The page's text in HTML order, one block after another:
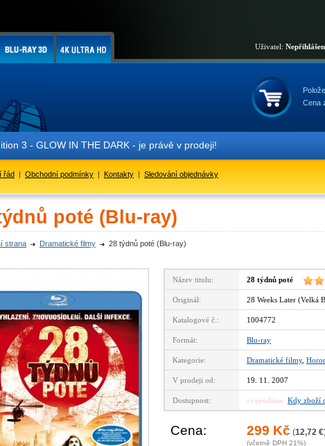
Uživatel: Nepřihlášen
Cena
3 - GLOW IN THE DARK - je právě v prodeji!
řád | Obchodní podmínky | Kontakty | Sledování objednávky
poté (Blu-ray)
strana Dramatické filmy 28 týdnů poté (Blu-ray)
Název titulu: 28 týdnů poté
Originál: 28 Weeks Later (Velká
Katalogové č.: 1004772
Formát: Blu-ray
Kategorie: Dramatické filmy,
V prodeji od: 19. 11. 2007
Dostupnost: vyprodáno Kdy zboží
Cena: 299 Kč (12,72 €
(včetně DPH 21%)